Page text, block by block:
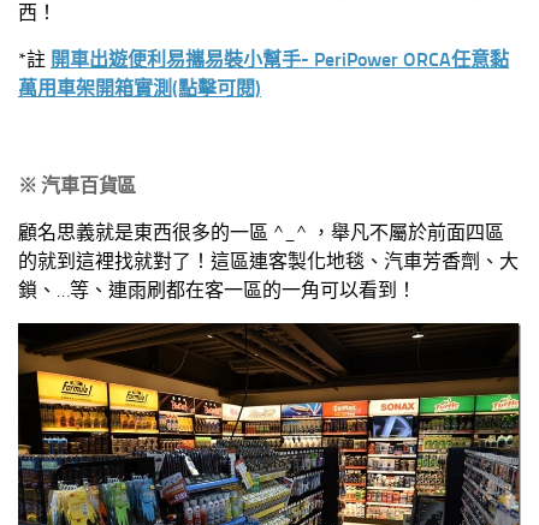
西！
*註 開車出遊便利易攜易裝小幫手- PeriPower ORCA任意黏
萬用車架開箱實測(點擊可閱)
※ 汽車百貨區
顧名思義就是東西很多的一區 ^_^ ，舉凡不屬於前面四區
的就到這裡找就對了！這區連客製化地毯、汽車芳香劑、大
鎖、…等、連雨刷都在客一區的一角可以看到！